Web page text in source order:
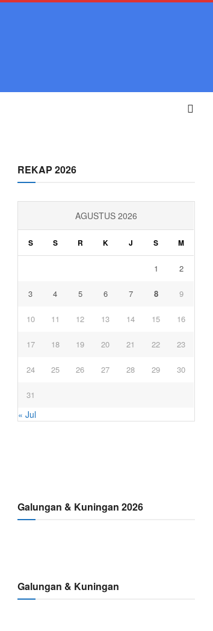
REKAP 2026
AGUSTUS 2026
S S R K J S M
1 2
3 4 5 6 7 8 9
10 11 12 13 14 15 16
17 18 19 20 21 22 23
24 25 26 27 28 29 30
31
« Jul
Galungan & Kuningan 2026
Galungan & Kuningan